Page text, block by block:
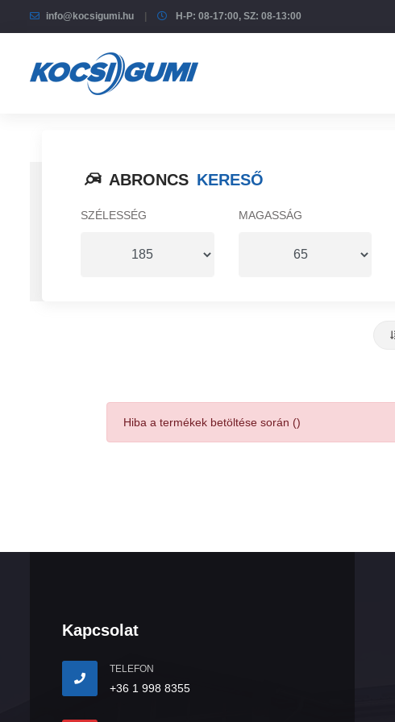
info@kocsigumi.hu H-P: 08-17:00, SZ: 08-13:00
ABRONCS KERESŐ
SZÉLESSÉG MAGASSÁG
Hiba a termékek betöltése során ()
Kapcsolat
TELEFON
+36 1 998 8355